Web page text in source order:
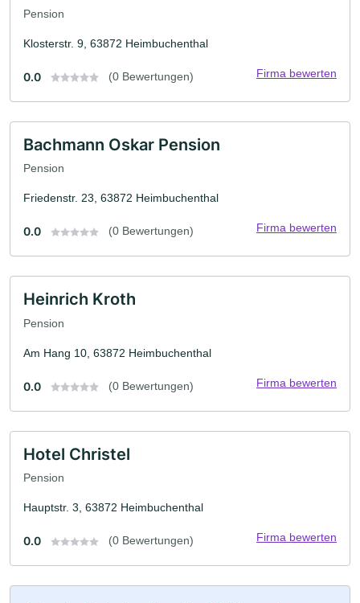
Pension
Klosterstr. 9, 63872 Heimbuchenthal
0.0 (0 Bewertungen) Firma bewerten
Bachmann Oskar Pension
Pension
Friedenstr. 23, 63872 Heimbuchenthal
0.0 (0 Bewertungen) Firma bewerten
Heinrich Kroth
Pension
Am Hang 10, 63872 Heimbuchenthal
0.0 (0 Bewertungen) Firma bewerten
Hotel Christel
Pension
Hauptstr. 3, 63872 Heimbuchenthal
0.0 (0 Bewertungen) Firma bewerten